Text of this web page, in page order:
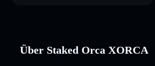
Über Staked Orca XORCA